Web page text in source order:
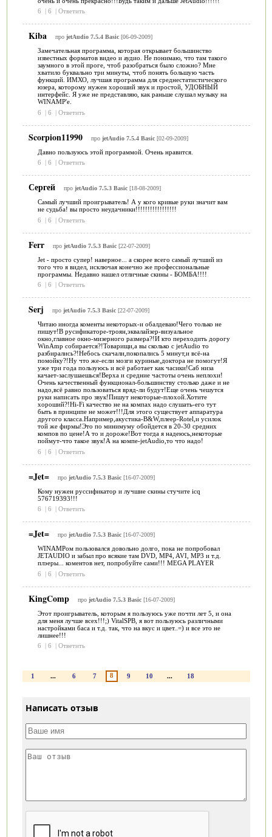
6
| 6 | Ответить
Kiba про jetAudio 7.5.4 Basic[06-09-2009]
Замечательная программа, которая открывает большинство
известных форматов видео и аудио. Не понимаю, что там такого
заумного в этой проге, чтоб разобраться было сложно? Мне
хватило буквально три минуты, чтоб понять большую часть
функций. ИМХО, лучшая программа для среднестатистического
юзера, которому нужен хороший звук и простой, УДОБНЫЙ
интерфейс. Я уже не представляю, как раньше слушал музыку на
WINAMP'е.
6
| 6 | Ответить
Scorpion11990 про jetAudio 7.5.4 Basic[02-09-2009]
Давно пользуюсь этой программой. Очень нравится.
6
| 6 | Ответить
Сергей про jetAudio 7.5.3 Basic[18-08-2009]
Самый лучший проигрыватель! А у кого кривые руки значит вам
не судьба! вы просто неудачники!!!!!!!!!!!!!!!!!
6
| 6 | Ответить
Ferr про jetAudio 7.5.3 Basic[22-07-2009]
Jet - просто супер! наверное... а скорее всего самый лучший из
того что я видел, исключая конечно же профессиональные
программы. Недавно нашел отличные скины - БОМБА!!!!
6
| 6 | Ответить
Serj про jetAudio 7.5.3 Basic[22-07-2009]
Читаю иногда коменты некоторых-и обалдеваю!Чего только не
пишут!В русификаторе-троян,эквалайзер-визуальное
окно,главное окно-мизерного размера?!И кто переходить дорогу
WinAmp собирается?!Товарищи,а вы сколько с jetAudio то
разбирались?!Небось скачали,покопались 5 минут,и всё-на
помойку?!Ну что же-если мозги куриные,доктора не помогут!Я
уже три года пользуюсь и всё работает как часики!Саб низа
качает-заслушаешься!Верха и средние частоты очень неплохи!
Очень качественный функционал-большинству столько даже и не
надо,всё равно пользоваться вряд-ли будут!Еще очень чешутся
руки написать про звук!Пишут некоторые-плохой.Хотите
хороший?!Hi-Fi качество не на компах надо слушать-его тут
быть в принципе не может!!!Для этого существует аппаратура
другого класса.Например,акустика-B&W,плеер-Rotel,и усилок
той же фирмы!Это по минимуму обойдется в 20-30 средних
компов по цене!А то и дороже!Вот тогда я надеюсь,некоторые
поймут-что такое звук!А на компе-jetAudio,то что надо!
6
| 6 | Ответить
=Jet= про jetAudio 7.5.3 Basic[16-07-2009]
Кому нужен руссификатор и лучшие скины стучите icq
576719393!!!
6
| 6 | Ответить
=Jet= про jetAudio 7.5.3 Basic[16-07-2009]
WINAMPом пользовался довольно долго, пока не попробовал
JETAUDIO и забыл про всякие там DVD, MP4, AVI, MP3 и т.д.
плэеры... коментов нет, попробуйте сами!!! MEGA PLAYER
6
| 6 | Ответить
KingComp про jetAudio 7.5.3 Basic[16-07-2009]
Этот проигрыватель, которым я пользуюсь уже почти лет 5, и она
для меня лучше всех!!!;) VitalSPB, я вот пользуюсь различными
настройками баса и т.д. так, что на вкус и цвет..=) и все это не
лишнее!!!
6
| 6 | Ответить
1 ... 6 7 8 9 10 ... 18
Написать отзыв